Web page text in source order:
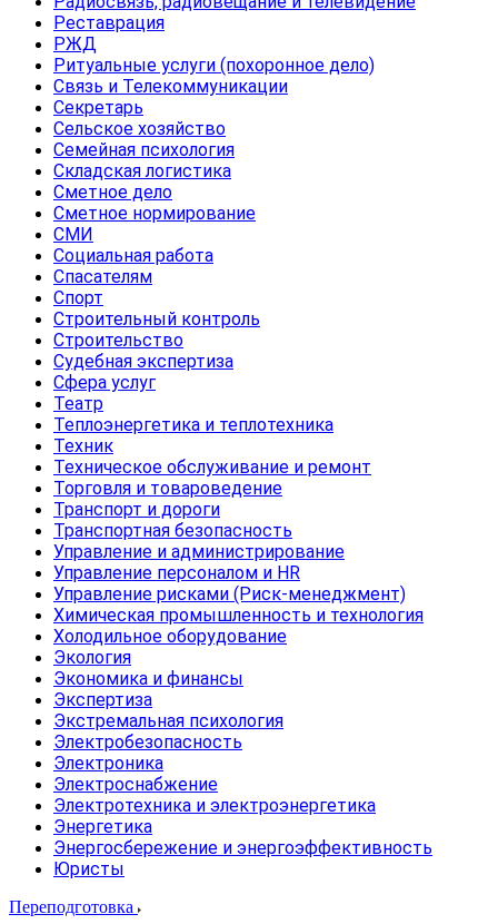
Реставрация
РЖД
Ритуальные услуги (похоронное дело)
Связь и Телекоммуникации
Секретарь
Сельское хозяйство
Семейная психология
Складская логистика
Сметное дело
Сметное нормирование
СМИ
Социальная работа
Спасателям
Спорт
Строительный контроль
Строительство
Судебная экспертиза
Сфера услуг
Театр
Теплоэнергетика и теплотехника
Техник
Техническое обслуживание и ремонт
Торговля и товароведение
Транспорт и дороги
Транспортная безопасность
Управление и администрирование
Управление персоналом и HR
Управление рисками (Риск-менеджмент)
Химическая промышленность и технология
Холодильное оборудование
Экология
Экономика и финансы
Экспертиза
Экстремальная психология
Электробезопасность
Электроника
Электроснабжение
Электротехника и электроэнергетика
Энергетика
Энергосбережение и энергоэффективность
Юристы
Переподготовка